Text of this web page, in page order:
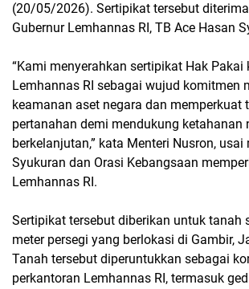
(20/05/2026). Sertipikat tersebut
Gubernur Lemhannas RI, TB Ace Hasan
“Kami menyerahkan sertipikat Hak Pakai
Lemhannas RI sebagai wujud komitmen
keamanan aset negara dan memperkuat
pertanahan demi mendukung ketahanan
berkelanjutan,” kata Menteri Nusron, usai
Syukuran dan Orasi Kebangsaan
Lemhannas RI.
Sertipikat tersebut diberikan untuk tanah
meter persegi yang berlokasi di Gambir,
Tanah tersebut diperuntukkan sebagai
perkantoran Lemhannas RI, termasuk